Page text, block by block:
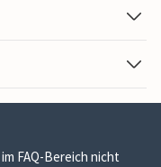
FAQ-Bereich nicht